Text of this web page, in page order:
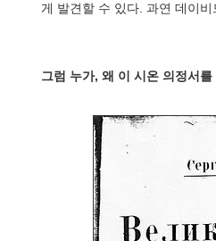
게 발견할 수 있다. 과연 데이
그럼 누가, 왜 이 시온 의정서